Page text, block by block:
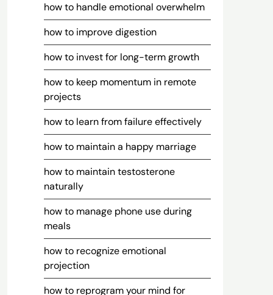
how to handle emotional overwhelm
how to improve digestion
how to invest for long-term growth
how to keep momentum in remote
projects
how to learn from failure effectively
how to maintain a happy marriage
how to maintain testosterone
naturally
how to manage phone use during
meals
how to recognize emotional
projection
how to reprogram your mind for